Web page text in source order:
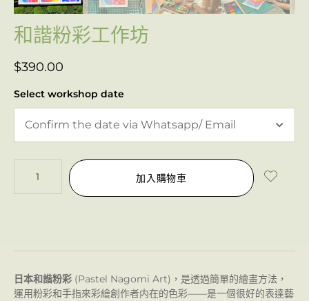
和諧粉彩工作坊
$390.00
Select workshop date
加入購物車
日本和諧粉彩 (Pastel Nagomi Art)，是透過簡單的繪畫方法，
運用粉彩和手指來彩繪創作者内在的色彩——是一個很好的表達藝